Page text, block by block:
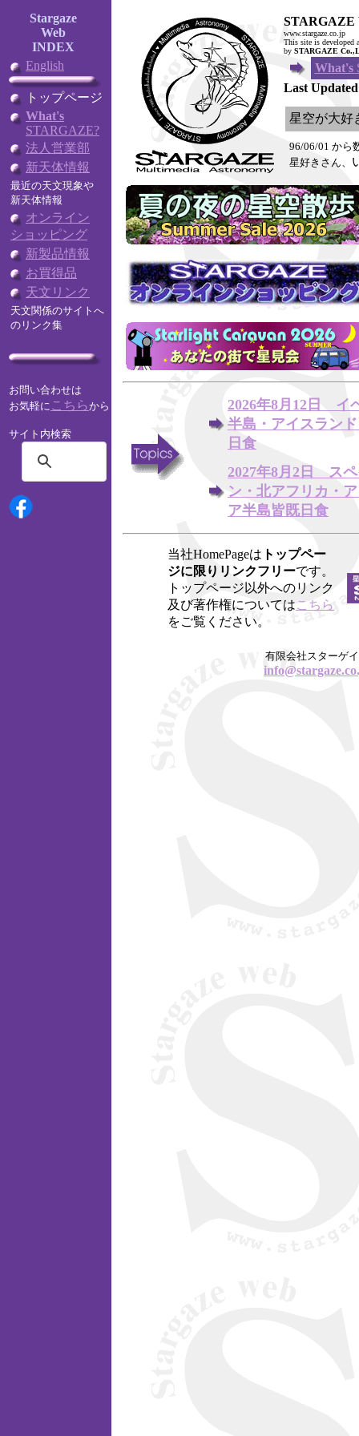
Stargaze
Web
INDEX
English
トップページ
What's
STARGAZE?
法人営業部
新天体情報
最近の天文現象や
新天体情報
オンライン
ショッピング
新製品情報
お買得品
天文リンク
天文関係のサイトへ
のリンク集
お問い合わせは
お気軽に こちらから
サイト内検索
STARGAZE
www.stargaze.co.jp
This site is developed
by STARGAZE
What's
Last
星空が大好
96/06/01 から
星好きさん、
2026年8月12日 イ
半島・アイスラン
日食
2027年8月2日 ス
ン・北アフリカ・
ア半島皆既日食
当社HomePageは トップペー
ジに限りリンクフリーです。
トップページ以外へのリンク
及び著作権についてはこちら
をご覧ください。
有限会社スターゲ